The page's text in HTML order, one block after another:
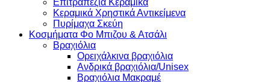
Κεραμικά Χρηστικά Αντικείμενα
Πυρίμαχα Σκεύη
Κοσμήματα Φο Μπιζου & Ατσάλι
Βραχιόλια
Oρειχάλκινα βραχιόλια
Ανδρικά βραχιόλια/Unisex
Βραχιόλια Μακραμέ